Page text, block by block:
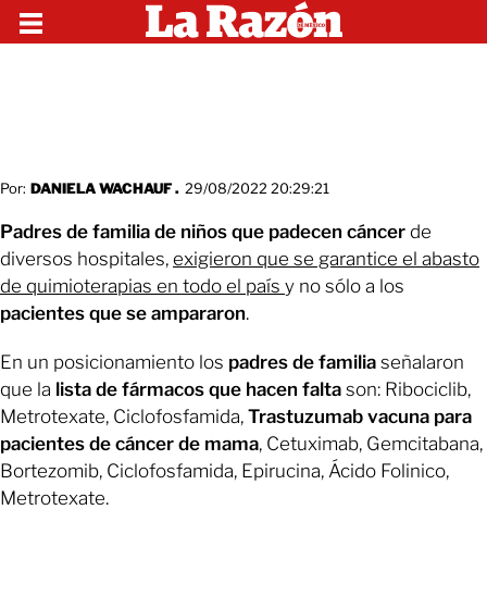
Por: DANIELA WACHAUF . 29/08/2022 20:29:21
Padres de familia de niños que padecen cáncer de
diversos hospitales, exigieron que se garantice el abasto
de quimioterapias en todo el país y no sólo a los
pacientes que se ampararon.
En un posicionamiento los padres de familia señalaron
que la lista de fármacos que hacen falta son: Ribociclib,
Metrotexate, Ciclofosfamida, Trastuzumab vacuna para
pacientes de cáncer de mama, Cetuximab, Gemcitabana,
Bortezomib, Ciclofosfamida, Epirucina, Ácido Folinico,
Metrotexate.